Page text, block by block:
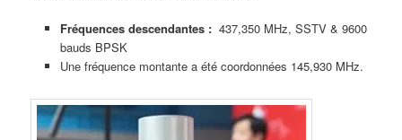
Fréquences descendantes :437,350 MHz, SSTV & 9600
bauds BPSK
Une fréquence montante a été coordonnées 145,930 MHz.